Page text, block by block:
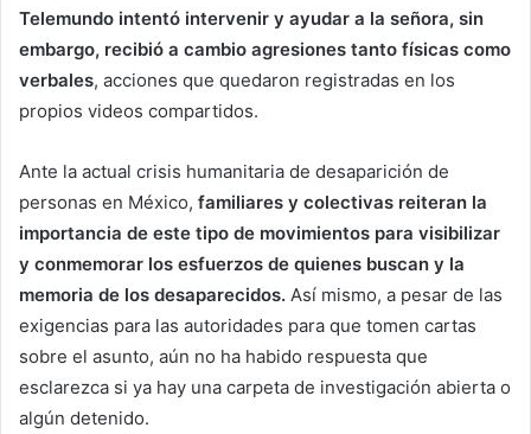
Telemundo intentó intervenir y ayudar a la señora, sin
embargo, recibió a cambio agresiones tanto físicas como
verbales, acciones que quedaron registradas en los
propios videos compartidos.
Ante la actual crisis humanitaria de desaparición de
personas en México, familiares y colectivas reiteran la
importancia de este tipo de movimientos para visibilizar
y conmemorar los esfuerzos de quienes buscan y la
memoria de los desaparecidos. Así mismo, a pesar de las
exigencias para las autoridades para que tomen cartas
sobre el asunto, aún no ha habido respuesta que
esclarezca si ya hay una carpeta de investigación abierta o
algún detenido.